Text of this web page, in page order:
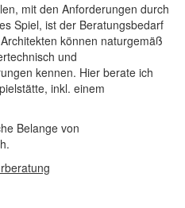
mit den Anforderungen durch
Spiel, ist der Beratungsbedarf
können naturgemäß
und
kennen. Hier berate ich
inkl. einem
Belange von